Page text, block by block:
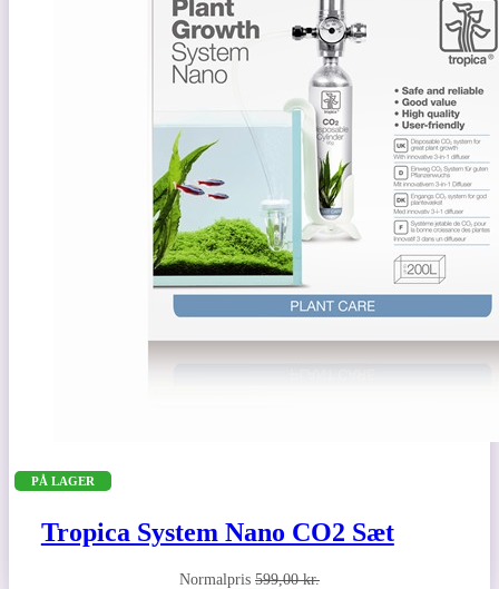
PÅ LAGER
Tropica System Nano CO2 Sæt
599,00kr.